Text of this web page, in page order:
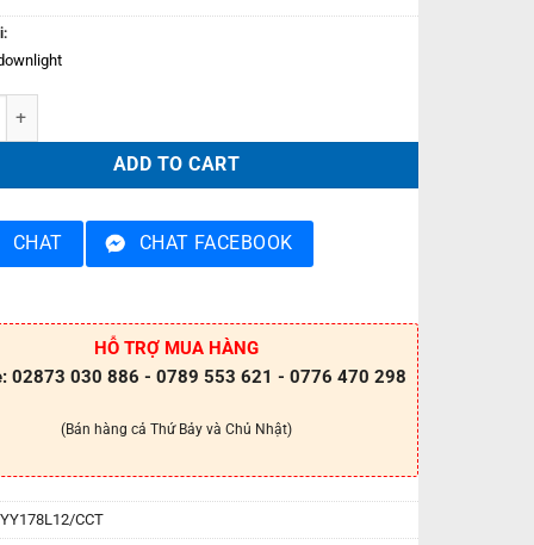
ADD TO CART
CHAT CHAT FACEBOOK
HỖ TRỢ MUA HÀNG
02873 030 886 - 0789 553 621 - 0776 470 298
(Bán hàng cả Thứ Bảy và Chủ Nhật)
CCT